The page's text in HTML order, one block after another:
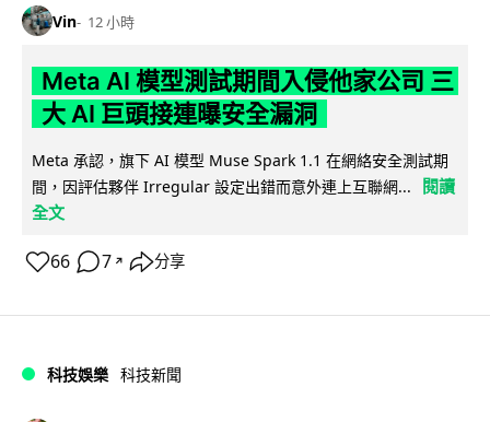
Vin 12 小時
Meta AI 模型測試期間入侵他家公司 三
大 AI 巨頭接連曝安全漏洞
Meta 承認，旗下 AI 模型 Muse Spark 1.1 在網絡安全測試期
間，因評估夥伴 Irregular 設定出錯而意外連上互聯網...
閱讀
全文
66 7 ↗ 分享
科技娛樂 科技新聞